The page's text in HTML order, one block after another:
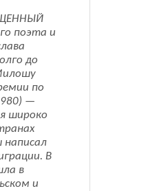
поэта и
до
по
—
широко
В
в
и